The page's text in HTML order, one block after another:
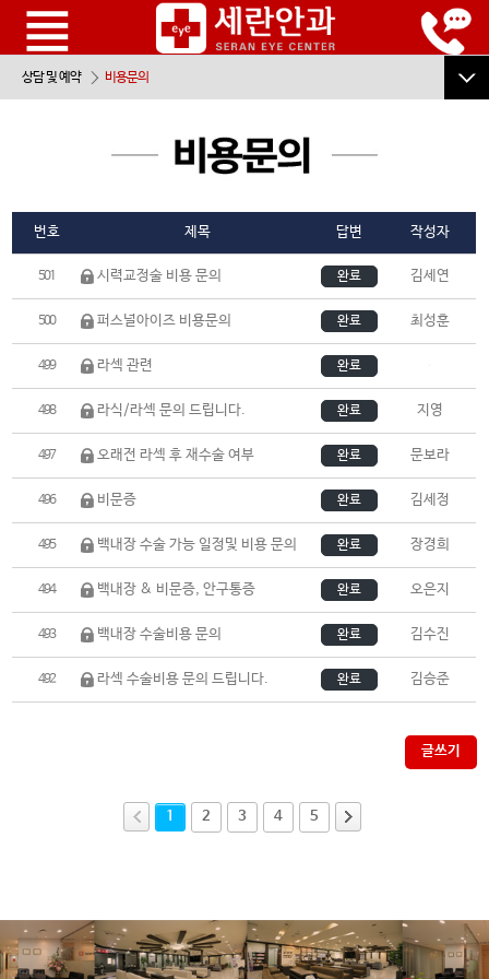
상담 및 예약 비용문의
진료예약
비용문의
전화상담예약
자주하는질문
수술전/후 주의사항
- 수술 당일 주의사항
- 수술 후 주의사항
번호 제목 답변 작성자
501 시력교정술 비용 문의 완료 김세연
500 퍼스널아이즈 비용문의 완료 최성훈
499 라섹 관련 완료
498 라식/라섹 문의 드립니다. 완료 지영
497 오래전 라섹 후 재수술 여부 완료 문보라
496 비문증 완료 김세정
495 백내장 수술 가능 일정및 비용 문의 완료 장경희
494 백내장 & 비문증, 안구통증 완료 오은지
493 백내장 수술비용 문의 완료 김수진
492 라섹 수술비용 문의 드립니다. 완료 김승준
글쓰기
1 2 3 4 5